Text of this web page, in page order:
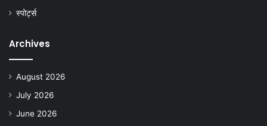
स्पोर्ट्स
Archives
August 2026
July 2026
June 2026